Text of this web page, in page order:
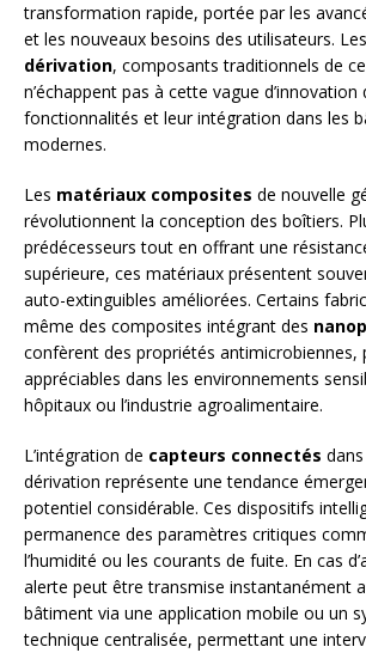
transformation rapide, portée par les
et les nouveaux besoins des utilisateurs. Les
dérivation, composants traditionnels de
n’échappent pas à cette vague
fonctionnalités et leur intégration dans les
modernes.
Les matériaux composites de nouvelle
révolutionnent la conception des boîtiers.
prédécesseurs tout en offrant une
supérieure, ces matériaux présentent
auto-extinguibles améliorées. Certains
même des composites intégrant des
confèrent des propriétés antimicrobiennes,
appréciables dans les environnements
hôpitaux ou l’industrie agroalimentaire.
L’intégration de capteurs connectés
dérivation représente une tendance
potentiel considérable. Ces dispositifs
permanence des paramètres critiques
l’humidité ou les courants de fuite. En cas
alerte peut être transmise instantanément
bâtiment via une application mobile ou un
technique centralisée, permettant une